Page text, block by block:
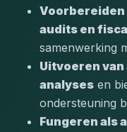
audits en
samenwerking
Uitvoeren
analyses en
ondersteuning
Fungeren als